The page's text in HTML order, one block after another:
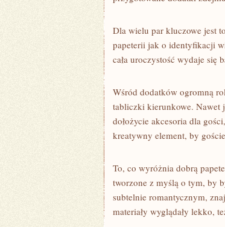
Dla wielu par kluczowe jest
papeterii jak o identyfikacji
cała uroczystość wydaje się
Wśród dodatków ogromną
tabliczki kierunkowe. Nawet
dołożycie akcesoria dla
kreatywny element, by
To, co wyróżnia dobrą
tworzone z myślą o tym, by
subtelnie romantycznym,
materiały wyglądały lekko,